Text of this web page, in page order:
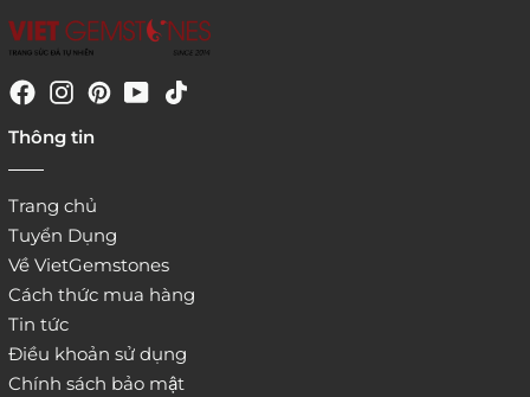
website:
Thông tin
Trang chủ
Tuyển Dụng
Về VietGemstones
Cách thức mua hàng
Tin tức
Điều khoản sử dụng
Chính sách bảo mật